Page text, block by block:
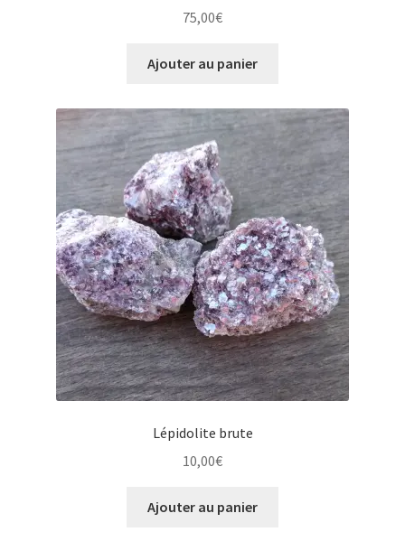
75,00€
Ajouter au panier
Lépidolite brute
10,00€
Ajouter au panier